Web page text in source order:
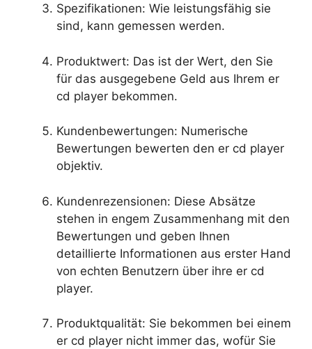
Spezifikationen: Wie leistungsfähig sie
sind, kann gemessen werden.
Produktwert: Das ist der Wert, den Sie
für das ausgegebene Geld aus Ihrem er
cd player bekommen.
Kundenbewertungen: Numerische
Bewertungen bewerten den er cd player
objektiv.
Kundenrezensionen: Diese Absätze
stehen in engem Zusammenhang mit den
Bewertungen und geben Ihnen
detaillierte Informationen aus erster Hand
von echten Benutzern über ihre er cd
player.
Produktqualität: Sie bekommen bei einem
er cd player nicht immer das, wofür Sie